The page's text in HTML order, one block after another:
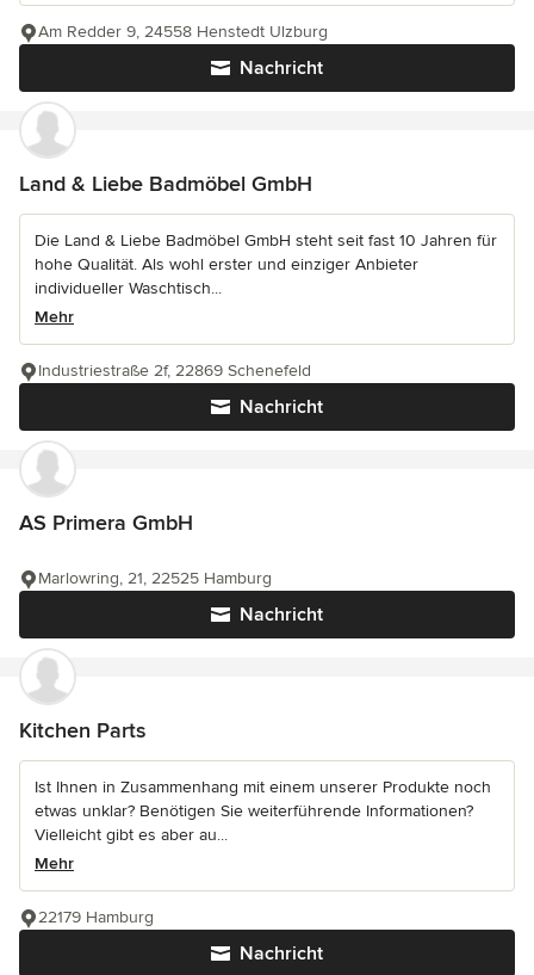
Nachricht
Am Redder 9, 24558 Henstedt Ulzburg
Land & Liebe Badmöbel GmbH
Die Land & Liebe Badmöbel GmbH steht seit fast 10 Jahren für
hohe Qualität. Als wohl erster und einziger Anbieter
individueller Waschtisch...
Mehr
Nachricht
Industriestraße 2f, 22869 Schenefeld
AS Primera GmbH
Nachricht
Marlowring, 21, 22525 Hamburg
Kitchen Parts
Ist Ihnen in Zusammenhang mit einem unserer Produkte noch
etwas unklar? Benötigen Sie weiterführende Informationen?
Vielleicht gibt es aber au...
Mehr
Nachricht
22179 Hamburg